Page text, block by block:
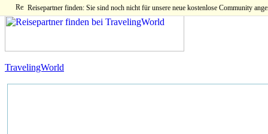
Reisepartner finden: Sie sind noch nicht für unsere neue kostenlose Community
TravelingWorld